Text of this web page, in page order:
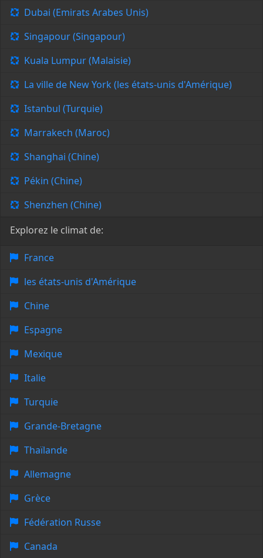
Dubai (Emirats Arabes Unis)
Singapour (Singapour)
Kuala Lumpur (Malaisie)
La ville de New York (les états-unis d'Amérique)
Istanbul (Turquie)
Marrakech (Maroc)
Shanghai (Chine)
Pékin (Chine)
Shenzhen (Chine)
Explorez le climat de:
France
les états-unis d'Amérique
Chine
Espagne
Mexique
Italie
Turquie
Grande-Bretagne
Thaïlande
Allemagne
Grèce
Fédération Russe
Canada